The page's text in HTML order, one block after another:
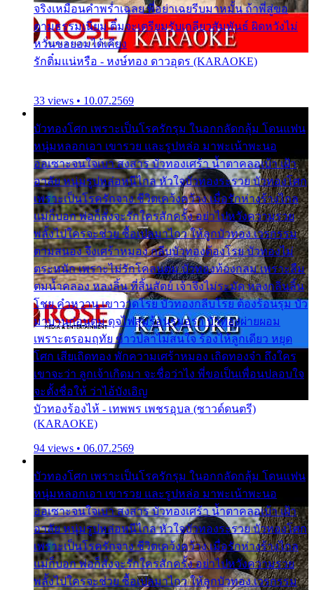
จริงเหมือนคำพร่ำเฉลย พี่อย่าเฉยรีบมาหมั้น ถ้าพี่สู่ขอ
ตามธรรมเนียม ติ๋มจะเตรียมรับเกลียวสัมพันธ์ ผิดหวังไม่
หวั่นขอยอมได้เคียง
รักติ๋มแน่หรือ - หงษ์ทอง ดาวอุดร (KARAOKE)
33 views • 10.07.2569
บัวทองโศก เพราะเป็นโรครักรุม ในอกกลัดกลุ้ม โดนแฟน
หนุ่มหลอกเอา เขารวย และรูปหล่อ มาพะเน้าพะนอ
ออเซาะจนใจเบา สงสาร บัวทองเศร้า น้ำตาคลอเบ้า เฝ้า
อาลัย หนุ่มรูปหล่อหนีไกล หัวใจบัวทองระรวย บัวทองโศก
เพราะเป็นโรครักจาง ชีวิตเคว้งคว้าง เมื่อรักห่างร้างไกล
แม่ก็บอก พ่อก็สั่งจะรักใครสักครั้ง อย่าไปหวังความรวย
พลั้งไปใครจะช่วย ซื้อเปลมาไกว ให้ลูกบัวทอง เวรกรรม
ตามสนอง จึงเศร้าหมอง กลีบบัวทองต้องโรย บัวทองไม่
ตระหนัก เพราะไม่รักโคลนตม บัวทองท้องกลม เพราะลืม
ตมน้ำคลอง หลงลิ้น ที่สิ้นสัตย์ เจ้าจึงไม่ระมัด หลงกลิ่นลิ้น
โชย คำหวาน เขาวาดโรย บัวทองกลีบโรย ต้องร้อนรุม บัว
มาบานก่อนตูม ดุจไฟสุมร้อนรุมอุรา บัวทองผ่ายผอม
เพราะตรอมฤทัย ข้าวปลาไม่สนใจ ร้องไห้ลูกเดียว หยุด
โศก เสียเถิดทอง พักความเศร้าหมอง เถิดทองจ๋า ถึงใคร
เขาจะว่า ลูกเจ้าเกิดมา จะชื่อว่าไง พี่ขอเป็นเพื่อนปลอบใจ
จะตั้งชื่อให้ ว่าไอ้บังเอิญ
บัวทองร้องไห้ - เทพพร เพชรอุบล (ซาวด์ดนตรี)
(KARAOKE)
94 views • 06.07.2569
บัวทองโศก เพราะเป็นโรครักรุม ในอกกลัดกลุ้ม โดนแฟน
หนุ่มหลอกเอา เขารวย และรูปหล่อ มาพะเน้าพะนอ
ออเซาะจนใจเบา สงสาร บัวทองเศร้า น้ำตาคลอเบ้า เฝ้า
อาลัย หนุ่มรูปหล่อหนีไกล หัวใจบัวทองระรวย บัวทองโศก
เพราะเป็นโรครักจาง ชีวิตเคว้งคว้าง เมื่อรักห่างร้างไกล
แม่ก็บอก พ่อก็สั่งจะรักใครสักครั้ง อย่าไปหวังความรวย
พลั้งไปใครจะช่วย ซื้อเปลมาไกว ให้ลูกบัวทอง เวรกรรม